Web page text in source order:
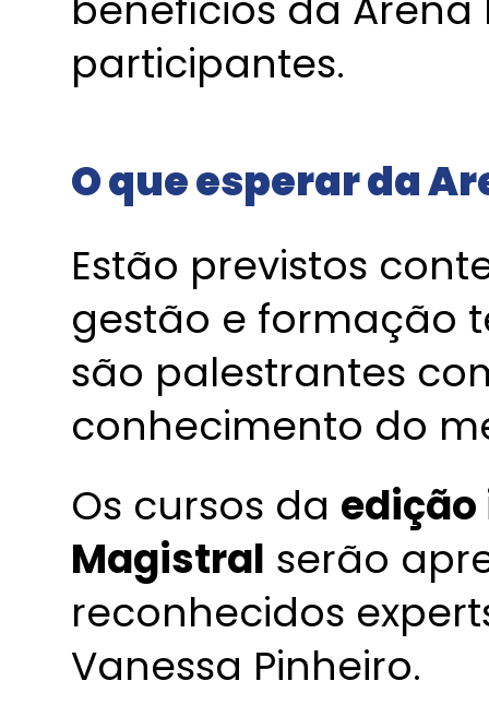
participantes.
O que esperar da
Estão previstos
gestão e formação
são palestrantes
conhecimento do
Os cursos da
Magistral serão
reconhecidos
Vanessa Pinheiro.